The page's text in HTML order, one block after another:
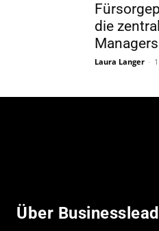
die
Managers
Laura Langer -
Über